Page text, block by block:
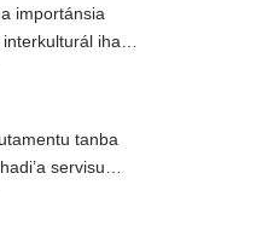
importánsia
iha
tanba
servisu